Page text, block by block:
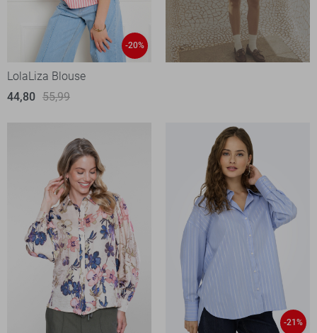
-20%
LolaLiza Blouse
44,80 55,99
-21%